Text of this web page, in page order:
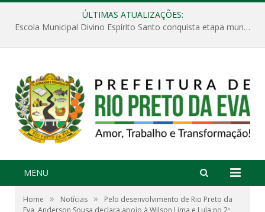
ÚLTIMAS ATUALIZAÇÕES:
Escola Municipal Divino Espírito Santo conquista etapa municipal da V Feira Amazonense de Matemática
MENU
Home » Notícias »
Pelo desenvolvimento de Rio Preto da
Eva, Anderson Sousa declara apoio à Wilson Lima e Lula no 2º